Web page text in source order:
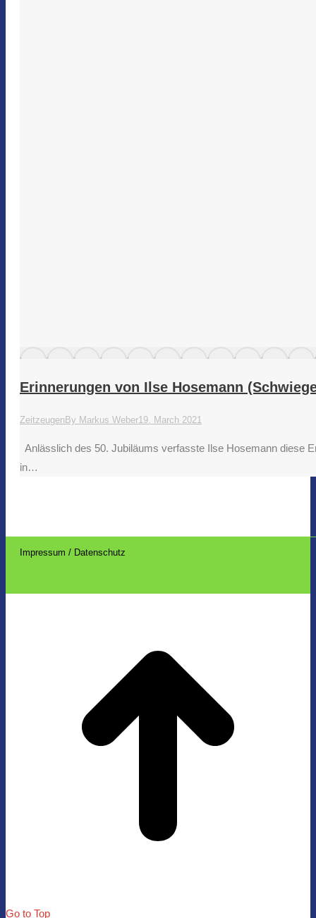
Erinnerungen von Ilse Hosemann
ZeitzeugenBy Markus Weber19. March 2021
Anlässlich des 50. Jubiläums verfasste Ilse Hosemann diese
in…
Impressum / Datenschutz
Go to Top